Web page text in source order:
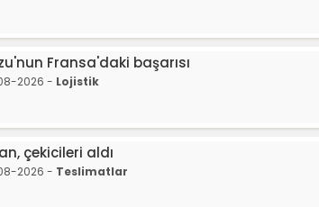
Fransa'daki başarısı
2026 - Lojistik
çekicileri aldı
2026 - Teslimatlar